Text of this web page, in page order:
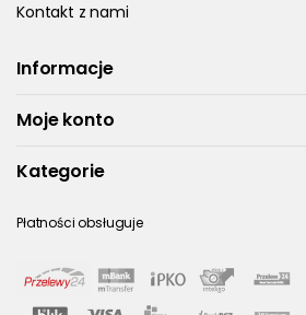
Kontakt z nami
Informacje
Moje konto
Kategorie
Płatności obsługuje